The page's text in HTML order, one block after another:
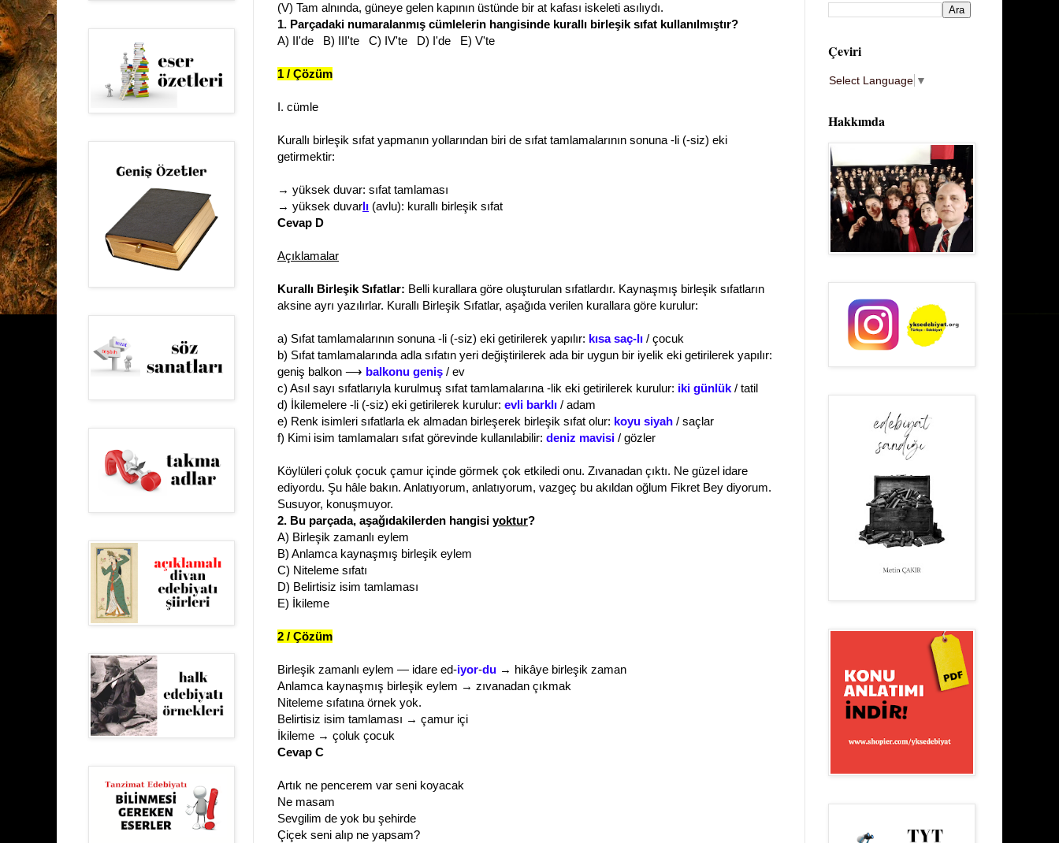
(V) Tam alnında, güneye gelen kapının üstünde bir at kafası iskeleti asılıydı.
1. Parçadaki numaralanmış cümlelerin hangisinde kurallı birleşik sıfat kullanılmıştır?
A) II'de B) III'te C) IV'te D) I'de E) V'te
1 / Çözüm
I. cümle
Kurallı birleşik sıfat yapmanın yollarından biri de sıfat tamlamalarının sonuna -li (-siz) eki
getirmektir:
→ yüksek duvar: sıfat tamlaması
→ yüksek duvarlı (avlu): kurallı birleşik sıfat
Cevap D
Açıklamalar
Kurallı Birleşik Sıfatlar: Belli kurallara göre oluşturulan sıfatlardır. Kaynaşmış birleşik sıfatların
aksine ayrı yazılırlar. Kurallı Birleşik Sıfatlar, aşağıda verilen kurallara göre kurulur:
a) Sıfat tamlamalarının sonuna -li (-siz) eki getirilerek yapılır: kısa saç-lı / çocuk
b) Sıfat tamlamalarında adla sıfatın yeri değiştirilerek ada bir uygun bir iyelik eki getirilerek yapılır:
geniş balkon ⟶ balkonu geniş / ev
c) Asıl sayı sıfatlarıyla kurulmuş sıfat tamlamalarına -lik eki getirilerek kurulur: iki günlük / tatil
d) İkilemelere -li (-siz) eki getirilerek kurulur: evli barklı / adam
e) Renk isimleri sıfatlarla ek almadan birleşerek birleşik sıfat olur: koyu siyah / saçlar
f) Kimi isim tamlamaları sıfat görevinde kullanılabilir: deniz mavisi / gözler
Köylüleri çoluk çocuk çamur içinde görmek çok etkiledi onu. Zıvanadan çıktı. Ne güzel idare
ediyordu. Şu hâle bakın. Anlatıyorum, anlatıyorum, vazgeç bu akıldan oğlum Fikret Bey diyorum.
Susuyor, konuşmuyor.
2. Bu parçada, aşağıdakilerden hangisi yoktur?
A) Birleşik zamanlı eylem
B) Anlamca kaynaşmış birleşik eylem
C) Niteleme sıfatı
D) Belirtisiz isim tamlaması
E) İkileme
2 / Çözüm
Birleşik zamanlı eylem — idare ed-iyor-du → hikâye birleşik zaman
Anlamca kaynaşmış birleşik eylem → zıvanadan çıkmak
Niteleme sıfatına örnek yok.
Belirtisiz isim tamlaması → çamur içi
İkileme → çoluk çocuk
Cevap C
Artık ne pencerem var seni koyacak
Ne masam
Sevgilim de yok bu şehirde
Çiçek seni alıp ne yapsam?
Çeviri
Select Language ▼
Hakkımda